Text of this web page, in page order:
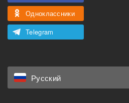
Одноклассники
Telegram
Русский